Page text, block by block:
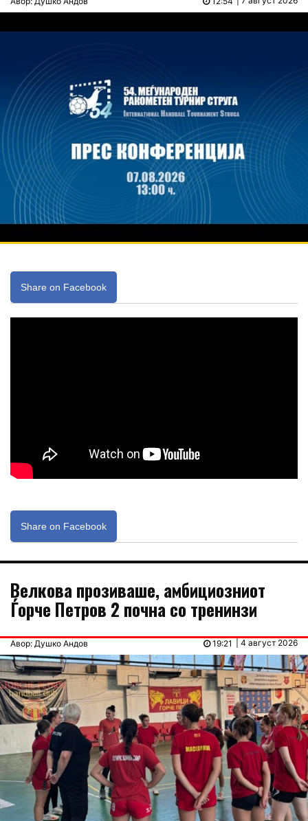
Share on Facebook
Share on Facebook
Велкова прозивашe, амбициозниот
Ѓорче Петров 2 почна со тренинзи
Авор: Душко Андов | 4 август 2026
19:21